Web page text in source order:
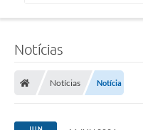
Notícias
Notícias Notícia